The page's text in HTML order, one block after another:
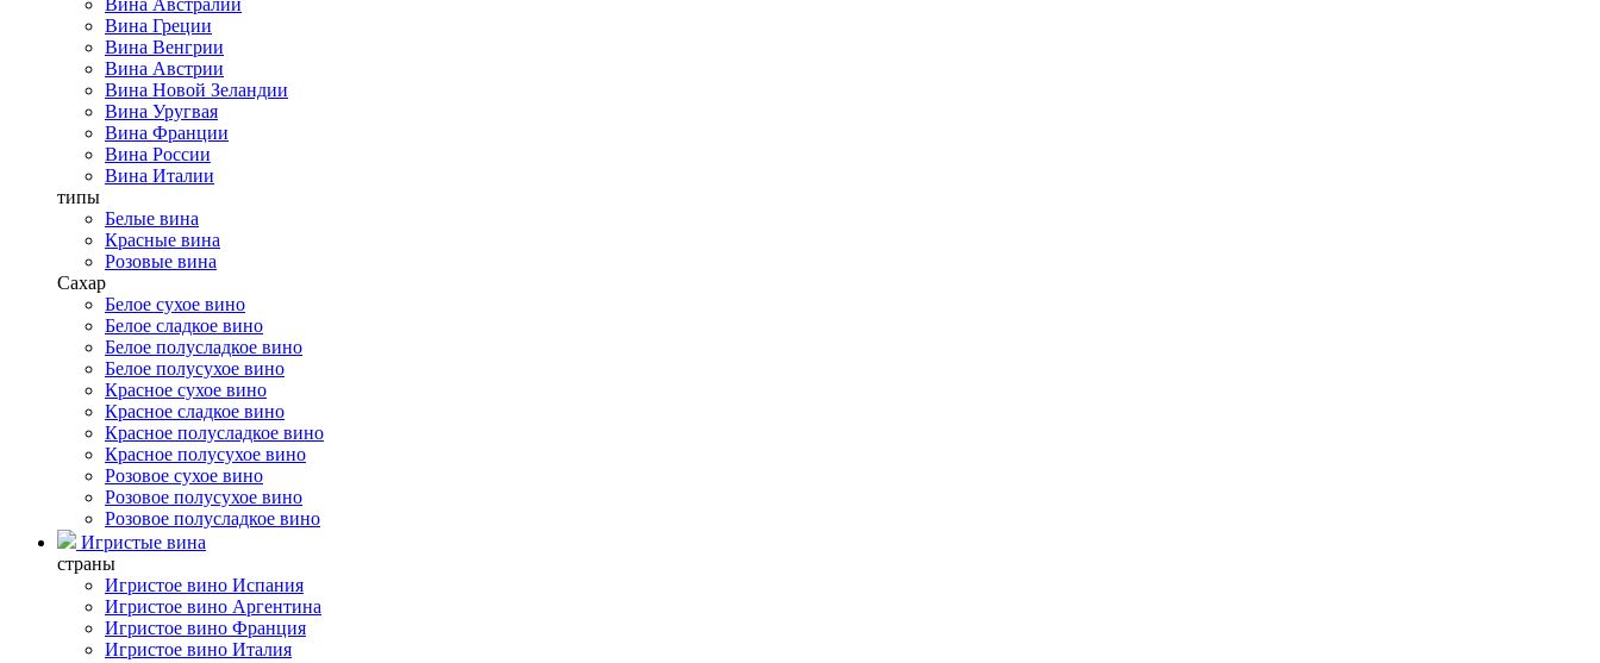
Вина Австралии
Вина Греции
Вина Венгрии
Вина Австрии
Вина Новой Зеландии
Вина Уругвая
Вина Франции
Вина России
Вина Италии
типы
Белые вина
Красные вина
Розовые вина
Сахар
Белое сухое вино
Белое сладкое вино
Белое полусладкое вино
Белое полусухое вино
Красное сухое вино
Красное сладкое вино
Красное полусладкое вино
Красное полусухое вино
Розовое сухое вино
Розовое полусухое вино
Розовое полусладкое вино
Игристые вина
страны
Игристое вино Испания
Игристое вино Аргентина
Игристое вино Франция
Игристое вино Италия